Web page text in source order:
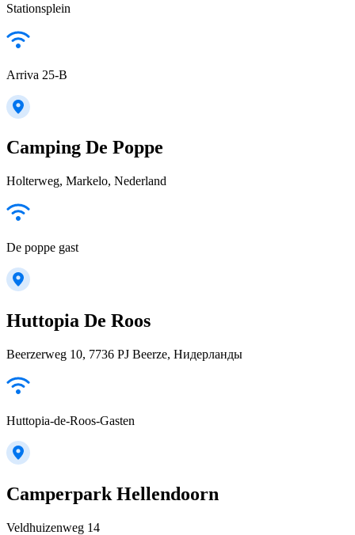
Stationsplein
Arriva 25-B
Camping De Poppe
Holterweg, Markelo, Nederland
De poppe gast
Huttopia De Roos
Beerzerweg 10, 7736 PJ Beerze, Нидерланды
Huttopia-de-Roos-Gasten
Camperpark Hellendoorn
Veldhuizenweg 14